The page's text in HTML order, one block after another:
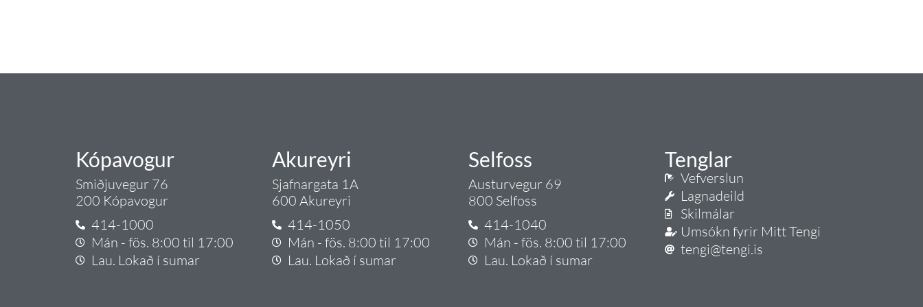
Kópavogur
Smiðjuvegur 76
200 Kópavogur
414-1000
Mán - fös. 8:00 til 17:00
Lau. Lokað í sumar
Akureyri
Sjafnargata 1A
600 Akureyri
414-1050
Mán - fös. 8:00 til 17:00
Lau. Lokað í sumar
Selfoss
Austurvegur 69
800 Selfoss
414-1040
Mán - fös. 8:00 til 17:00
Lau. Lokað í sumar
Tenglar
Vefverslun
Lagnadeild
Skilmálar
Umsókn fyrir Mitt Tengi
tengi@tengi.is